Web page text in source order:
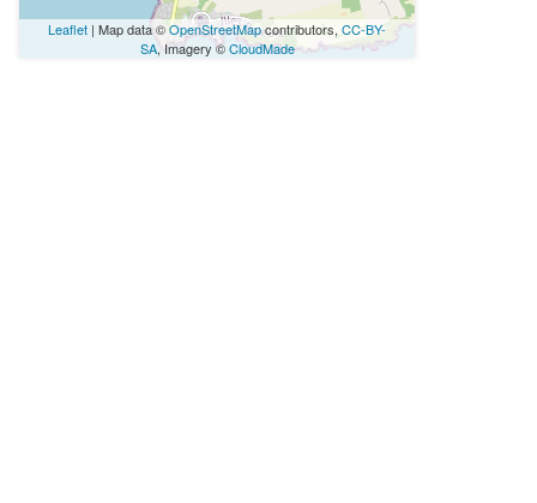
Leaflet | Map data ©OpenStreetMapcontributors, CC-BY-
SA, Imagery ©CloudMade